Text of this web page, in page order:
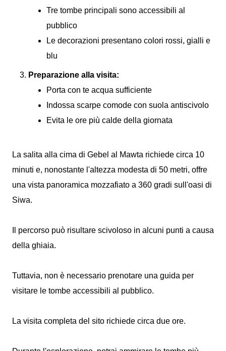
Tre tombe principali sono accessibili al
pubblico
Le decorazioni presentano colori rossi, gialli e
blu
Preparazione alla visita:
Porta con te acqua sufficiente
Indossa scarpe comode con suola antiscivolo
Evita le ore più calde della giornata
La salita alla cima di Gebel al Mawta richiede circa 10
minuti e, nonostante l'altezza modesta di 50 metri, offre
una vista panoramica mozzafiato a 360 gradi sull'oasi di
Siwa.
Il percorso può risultare scivoloso in alcuni punti a causa
della ghiaia.
Tuttavia, non è necessario prenotare una guida per
visitare le tombe accessibili al pubblico.
La visita completa del sito richiede circa due ore.